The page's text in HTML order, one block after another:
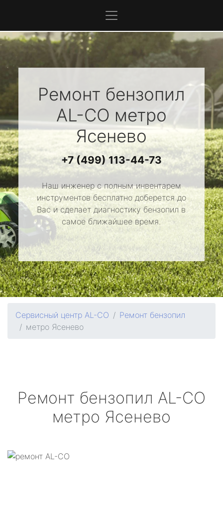
Ремонт бензопил
AL-CO метро
Ясенево
+7 (499) 113-44-73
Наш инженер с полным инвентарем
инструментов бесплатно доберется до
Вас и сделает диагностику бензопил в
самое ближайшее время.
Сервисный центр AL-CO
Ремонт бензопил
метро Ясенево
Ремонт бензопил AL-CO
метро Ясенево